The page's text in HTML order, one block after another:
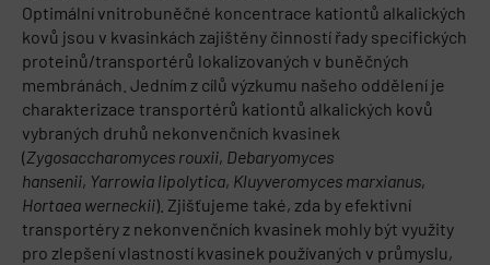
Optimální vnitrobuněčné koncentrace kationtů alkalických
kovů jsou v kvasinkách zajištěny činností řady specifických
proteinů/transportérů lokalizovaných v buněčných
membránách. Jedním z cílů výzkumu našeho oddělení je
charakterizace transportérů kationtů alkalických kovů
vybraných druhů nekonvenčních kvasinek
(Zygosaccharomyces rouxii, Debaryomyces
hansenii, Yarrowia lipolytica, Kluyveromyces marxianus,
Hortaea werneckii). Zjišťujeme také, zda by efektivní
transportéry z nekonvenčních kvasinek mohly být využity
pro zlepšení vlastností kvasinek používaných v průmyslu,